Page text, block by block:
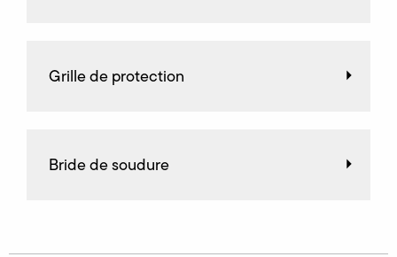
Grille de protection
Bride de soudure